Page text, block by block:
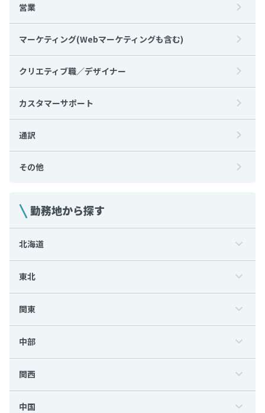
営業
マーケティング(Webマーケティングも含む)
クリエティブ職／デザイナー
カスタマーサポート
通訳
その他
勤務地から探す
北海道
東北
関東
中部
関西
中国